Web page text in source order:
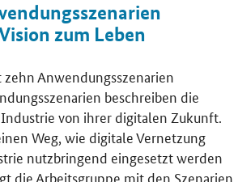
zum Leben
Anwendungsszenarien
beschreiben die
von ihrer digitalen Zukunft.
Weg, wie digitale Vernetzung
nutzbringend eingesetzt werden
die Arbeitsgruppe mit den Szenarien